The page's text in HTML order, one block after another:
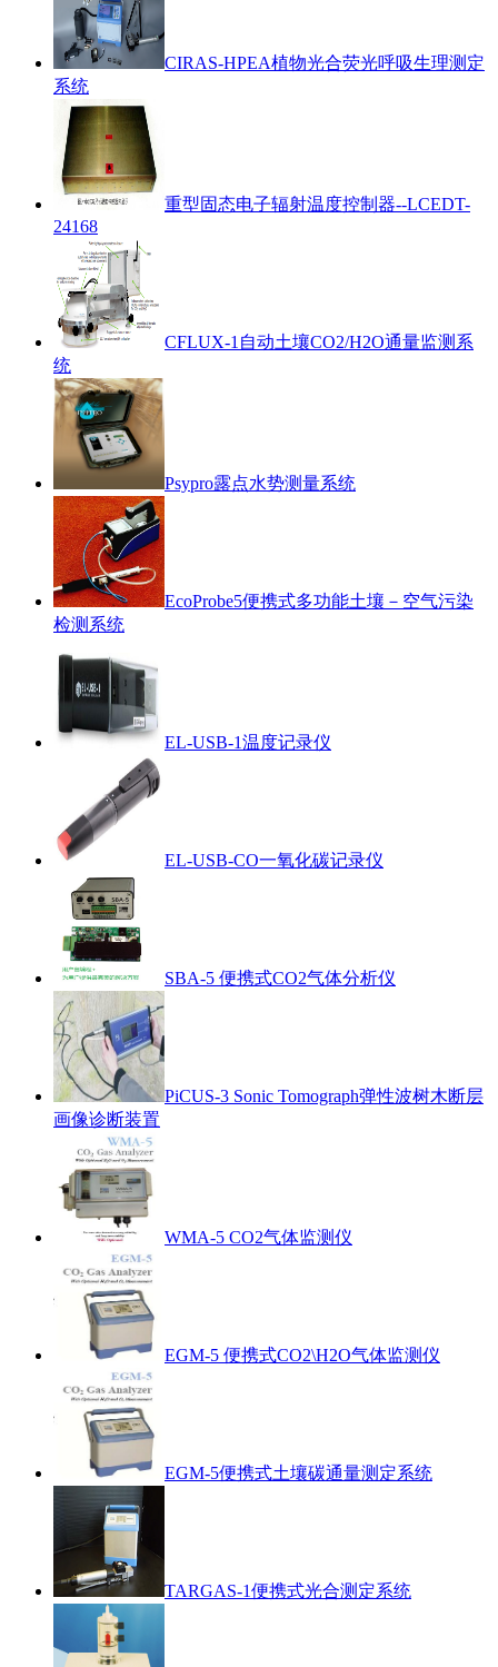
CIRAS-HPEA植物光合荧光呼吸生理测定
系统
重型固态电子辐射温度控制器--LCEDT-
24168
CFLUX-1自动土壤CO2/H2O通量监测系
统
Psypro露点水势测量系统
EcoProbe5便携式多功能土壤－空气污染
检测系统
EL-USB-1温度记录仪
EL-USB-CO一氧化碳记录仪
SBA-5 便携式CO2气体分析仪
PiCUS-3 Sonic Tomograph弹性波树木断层
画像诊断装置
WMA-5 CO2气体监测仪
EGM-5 便携式CO2\H2O气体监测仪
EGM-5便携式土壤碳通量测定系统
TARGAS-1便携式光合测定系统